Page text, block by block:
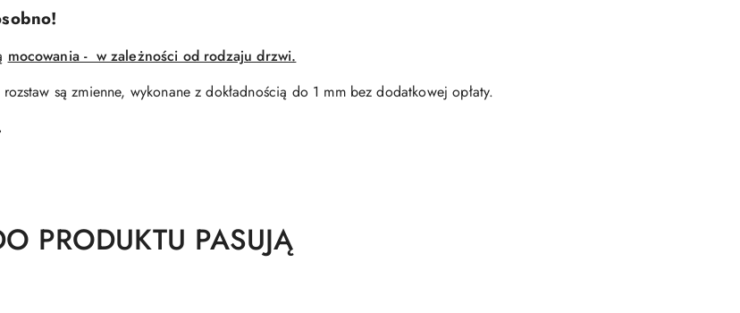
mocowania - w zależności od rodzaju drzwi.
są zmienne, wykonane z dokładnością do 1 mm bez dodatkowej opłaty.
PRODUKTU PASUJĄ